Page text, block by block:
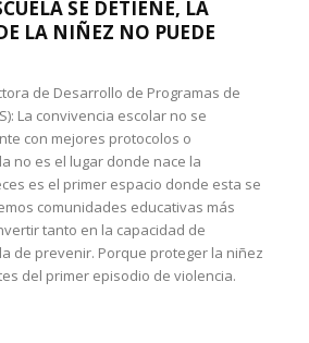
SE DETIENE, LA
LA NIÑEZ NO PUEDE
de Desarrollo de Programas de
La convivencia escolar no se
con mejores protocolos o
no es el lugar donde nace la
es el primer espacio donde esta se
comunidades educativas más
tanto en la capacidad de
de prevenir. Porque proteger la niñez
del primer episodio de violencia.